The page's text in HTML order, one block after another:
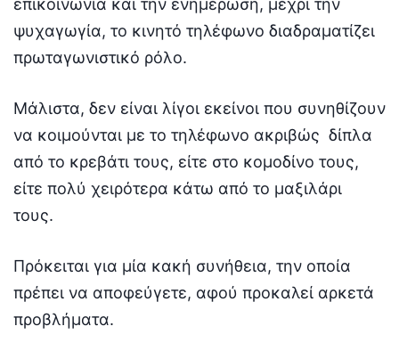
ψυχαγωγία, το κινητό τηλέφωνο διαδραματίζει
πρωταγωνιστικό ρόλο.
Μάλιστα, δεν είναι λίγοι εκείνοι που συνηθίζουν
να κοιμούνται με το τηλέφωνο ακριβώς δίπλα
από το κρεβάτι τους, είτε στο κομοδίνο τους,
είτε πολύ χειρότερα κάτω από το μαξιλάρι
τους.
Πρόκειται για μία κακή συνήθεια, την οποία
πρέπει να αποφεύγετε, αφού προκαλεί αρκετά
προβλήματα.